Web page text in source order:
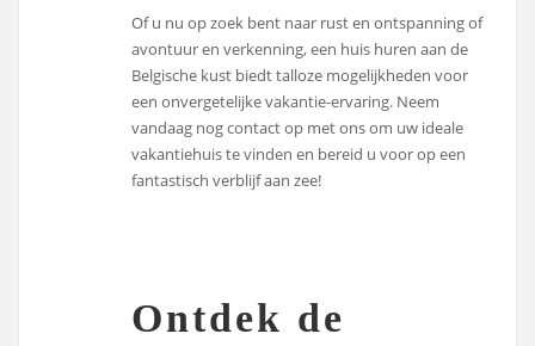
Of u nu op zoek bent naar rust en ontspanning of
avontuur en verkenning, een huis huren aan de
Belgische kust biedt talloze mogelijkheden voor
een onvergetelijke vakantie-ervaring. Neem
vandaag nog contact op met ons om uw ideale
vakantiehuis te vinden en bereid u voor op een
fantastisch verblijf aan zee!
Ontdek de